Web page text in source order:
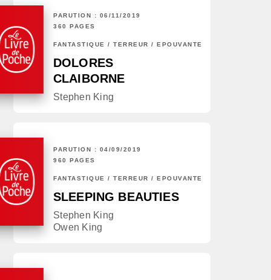
PARUTION : 06/11/2019
360 PAGES
FANTASTIQUE / TERREUR / EPOUVANTE
DOLORES
CLAIBORNE
Stephen King
PARUTION : 04/09/2019
960 PAGES
FANTASTIQUE / TERREUR / EPOUVANTE
SLEEPING BEAUTIES
Stephen King
Owen King